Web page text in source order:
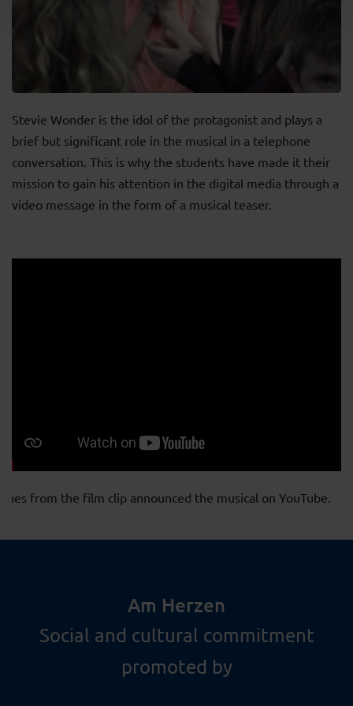
Stevie Wonder is the idol of the protagonist and plays a
brief but significant role in the musical in a telephone
conversation. This is why the students have made it their
mission to gain his attention in the digital media through a
video message in the form of a musical teaser.
from the film clip announced the musical on YouTube.
Am Herzen
Social and cultural commitment
promoted by